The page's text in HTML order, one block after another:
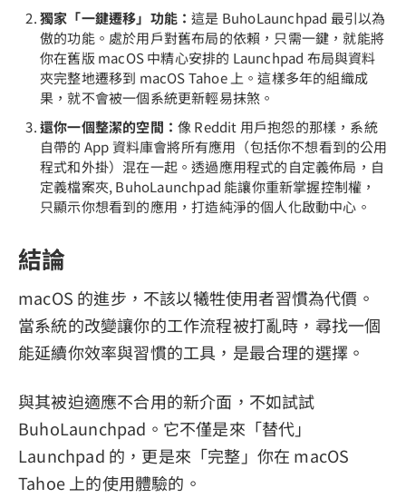
獨家「一鍵遷移」功能：這是 BuhoLaunchpad 最引以為
傲的功能。處於用戶對舊布局的依賴，只需一鍵，就能將
你在舊版 macOS 中精心安排的 Launchpad 布局與資料
夾完整地遷移到 macOS Tahoe 上。這樣多年的組織成
果，就不會被一個系統更新輕易抹煞。
還你一個整潔的空間： 像 Reddit 用戶抱怨的那樣，系統
自帶的 App 資料庫會將所有應用（包括你不想看到的公用
程式和外掛）混在一起。透過應用程式的自定義佈局，自
定義檔案夾, BuhoLaunchpad 能讓你重新掌握控制權，
只顯示你想看到的應用，打造純淨的個人化啟動中心。
結論
macOS 的進步，不該以犧牲使用者習慣為代價。
當系統的改變讓你的工作流程被打亂時，尋找一個
能延續你效率與習慣的工具，是最合理的選擇。
與其被迫適應不合用的新介面，不如試試
BuhoLaunchpad。它不僅是來「替代」
Launchpad 的，更是來「完整」你在 macOS
Tahoe 上的使用體驗的。